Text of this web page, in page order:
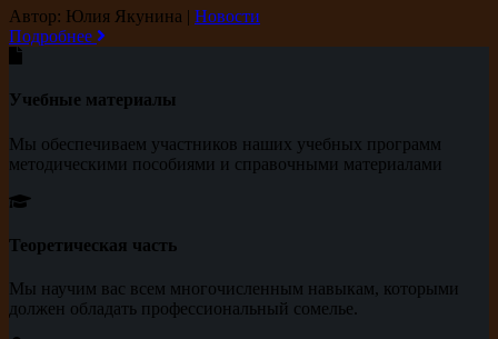
Автор: Юлия Якунина | Новости
Подробнее
Учебные материалы
Мы обеспечиваем участников наших учебных программ
методическими пособиями и справочными материалами
Теоретическая часть
Мы научим вас всем многочисленным навыкам, которыми
должен обладать профессиональный сомелье.